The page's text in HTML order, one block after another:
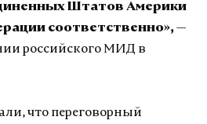
Штатов Америки
соответственно», —
российского МИД в
что переговорный